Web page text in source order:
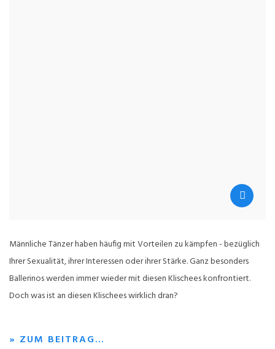
Männliche Tänzer haben häufig mit Vorteilen zu kämpfen - bezüglich
Ihrer Sexualität, ihrer Interessen oder ihrer Stärke. Ganz besonders
Ballerinos werden immer wieder mit diesen Klischees konfrontiert.
Doch was ist an diesen Klischees wirklich dran?
» ZUM BEITRAG…